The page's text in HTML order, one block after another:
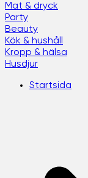
Mat & dryck
Party
Beauty
Kök & hushåll
Kropp & hälsa
Husdjur
Startsida